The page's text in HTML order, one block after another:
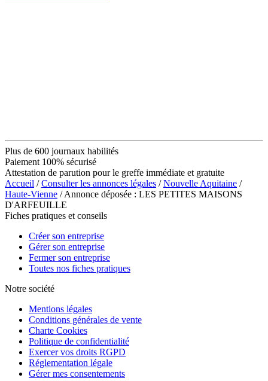
Plus de 600 journaux habilités
Paiement 100% sécurisé
Attestation de parution pour le greffe immédiate et gratuite
Accueil /Consulter les annonces légales /Nouvelle Aquitaine /
Haute-Vienne / Annonce déposée : LES PETITES MAISONS
D'ARFEUILLE
Fiches pratiques et conseils
Créer son entreprise
Gérer son entreprise
Fermer son entreprise
Toutes nos fiches pratiques
Notre société
Mentions légales
Conditions générales de vente
Charte Cookies
Politique de confidentialité
Exercer vos droits RGPD
Réglementation légale
Gérer mes consentements